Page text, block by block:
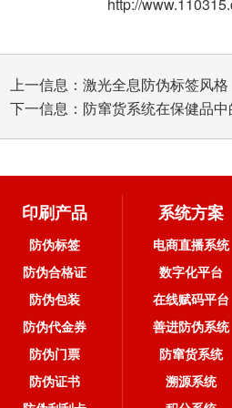
上一信息： 激光全息防伪标签风格
下一信息： 防窜货系统在保健品
印刷产品
防伪标签
防伪合格证
防伪包装
防伪代金券
防伪门票
防伪证书
系统方案
电商直播系统
数字化平台
在线赋码平台
善进防伪系统
防窜货系统
溯源系统